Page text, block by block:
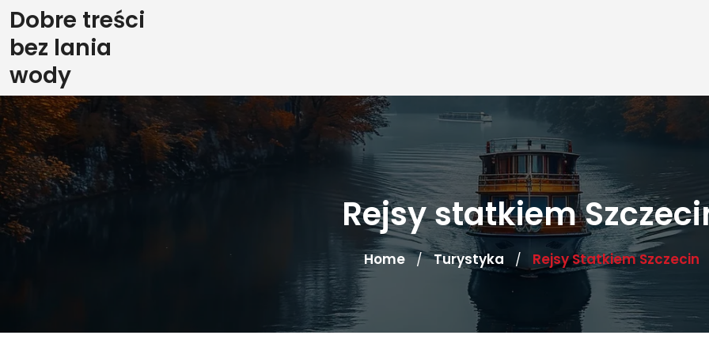
Skip
to
content
Dobre treści
bez lania
wody
Rejsy statkiem
Home / Turystyka / Rejsy Statkiem Szczecin